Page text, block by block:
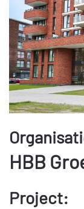
HBB
Project: